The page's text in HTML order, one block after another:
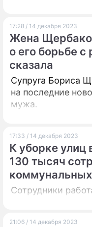
17:28 / 14 декабря 2023
Жена
о его борьбе с
сказала
Супруга Бориса
на последние
мужа.
17:33 / 14 декабря 2023
К уборке улиц
130 тысяч
Сотрудники
21:06 / 14 декабря 2023